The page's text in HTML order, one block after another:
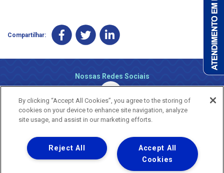
Compartilhar:
Nossas Redes Sociais
Uma empresa
Copyright ® 2026 - Todos os Direitos Reservados.
By clicking “Accept All Cookies”, you agree to the storing of
cookies on your device to enhance site navigation, analyze
site usage, and assist in our marketing efforts.
Accept All
Cookies
Reject All